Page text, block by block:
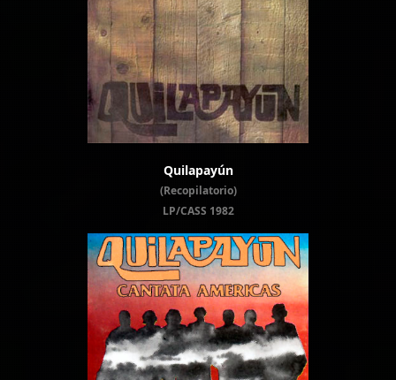
Quilapayún
(Recopilatorio)
LP/CASS 1982